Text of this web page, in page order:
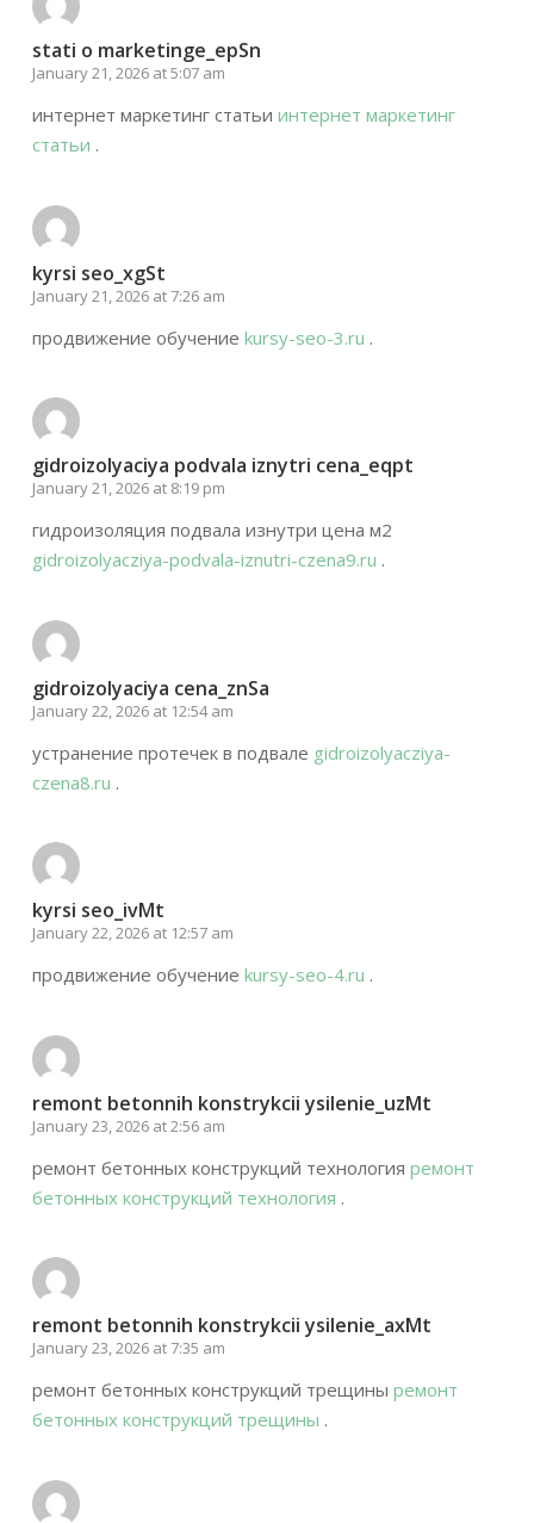
stati o marketinge_epSn
January 21, 2026 at 5:07 am
интернет маркетинг статьи интернет маркетинг
статьи .
kyrsi seo_xgSt
January 21, 2026 at 7:26 am
продвижение обучение kursy-seo-3.ru .
gidroizolyaciya podvala iznytri cena_eqpt
January 21, 2026 at 8:19 pm
гидроизоляция подвала изнутри цена м2
gidroizolyacziya-podvala-iznutri-czena9.ru .
gidroizolyaciya cena_znSa
January 22, 2026 at 12:54 am
устранение протечек в подвале gidroizolyacziya-
czena8.ru .
kyrsi seo_ivMt
January 22, 2026 at 12:57 am
продвижение обучение kursy-seo-4.ru .
remont betonnih konstrykcii ysilenie_uzMt
January 23, 2026 at 2:56 am
ремонт бетонных конструкций технология ремонт
бетонных конструкций технология .
remont betonnih konstrykcii ysilenie_axMt
January 23, 2026 at 7:35 am
ремонт бетонных конструкций трещины ремонт
бетонных конструкций трещины .